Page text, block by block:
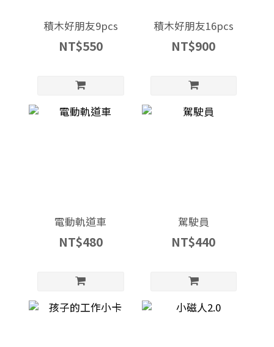
積木好朋友9pcs
NT$550
積木好朋友16pcs
NT$900
電動軌道車
NT$480
駕駛員
NT$440